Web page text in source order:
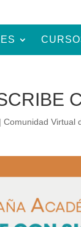
|Comunidad Virtual